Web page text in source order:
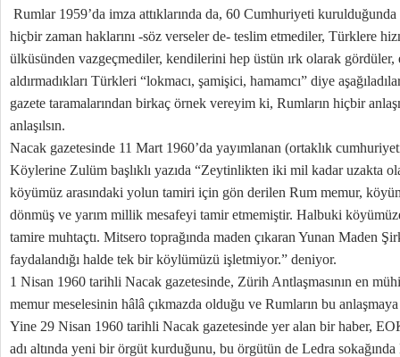
Rumlar 1959’da imza attıklarında da, 60 Cumhuriyeti
hiçbir zaman haklarını -söz verseler de- teslim etmediler, Türklere
ülküsünden vazgeçmediler, kendilerini hep üstün ırk olarak
aldırmadıkları Türkleri “lokmacı, şamişici, hamamcı” diye
gazete taramalarından birkaç örnek vereyim ki, Rumların hiçbir
anlaşılsın.
Nacak gazetesinde 11 Mart 1960’da yayımlanan (ortaklık
Köylerine Zulüm başlıklı yazıda “Zeytinlikten iki mil kadar uzakta
köyümüz arasındaki yolun tamiri için gön derilen Rum memur,
dönmüş ve yarım millik mesafeyi tamir etmemiştir. Halbuki
tamire muhtaçtı. Mitsero toprağında maden çıkaran Yunan Maden
faydalandığı halde tek bir köylümüzü işletmiyor.” deniyor.
1 Nisan 1960 tarihli Nacak gazetesinde, Zürih Antlaşmasının en
memur meselesinin hâlâ çıkmazda olduğu ve Rumların bu
Yine 29 Nisan 1960 tarihli Nacak gazetesinde yer alan bir haber,
adı altında yeni bir örgüt kurduğunu, bu örgütün de Ledra sokağında